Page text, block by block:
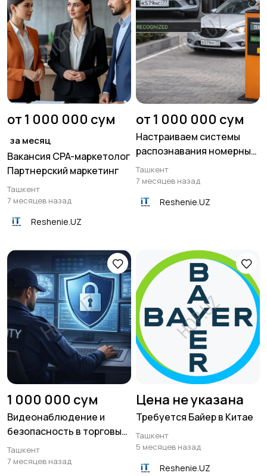
от 1 000 000 сум
за месяц
Вакансия CPA-маркетолог
Партнерский маркетинг
Ташкент
7 месяцев назад
Reshenie.UZ
от 1 000 000 сум
Настраиваем системы
распознавания номерных
знаков ANPR
Ташкент
7 месяцев назад
Reshenie.UZ
1 000 000 сум
Видеонаблюдение и
безопасность в торговых
центрах
Ташкент
7 месяцев назад
Цена не указана
Требуется Байер в Китае
Ташкент
5 месяцев назад
Reshenie.UZ